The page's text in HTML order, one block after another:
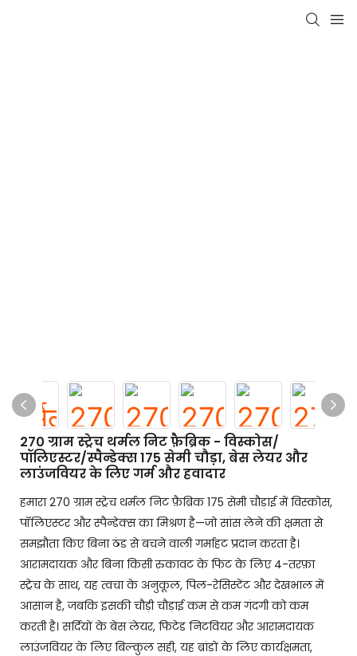
270 ग्राम स्ट्रेच थर्मल निट फ़ैब्रिक - विस्कोस/
पॉलिएस्टर/स्पैन्डेक्स 175 सेमी चौड़ा, बेस लेयर और
लाउंजवियर के लिए गर्म और हवादार
हमारा 270 ग्राम स्ट्रेच थर्मल निट फ़ैब्रिक 175 सेमी चौड़ाई में विस्कोस,
पॉलिएस्टर और स्पैन्डेक्स का मिश्रण है—जो सांस लेने की क्षमता से
समझौता किए बिना ठंड से बचने वाली गर्माहट प्रदान करता है।
आरामदायक और बिना किसी रुकावट के फिट के लिए 4-तरफ़ा
स्ट्रेच के साथ, यह त्वचा के अनुकूल, पिल-रेसिस्टेंट और देखभाल में
आसान है, जबकि इसकी चौड़ी चौड़ाई कम से कम गंदगी को कम
करती है। सर्दियों के बेस लेयर, फिटेड निटवियर और आरामदायक
लाउंजवियर के लिए बिल्कुल सही, यह ब्रांडों के लिए कार्यक्षमता,